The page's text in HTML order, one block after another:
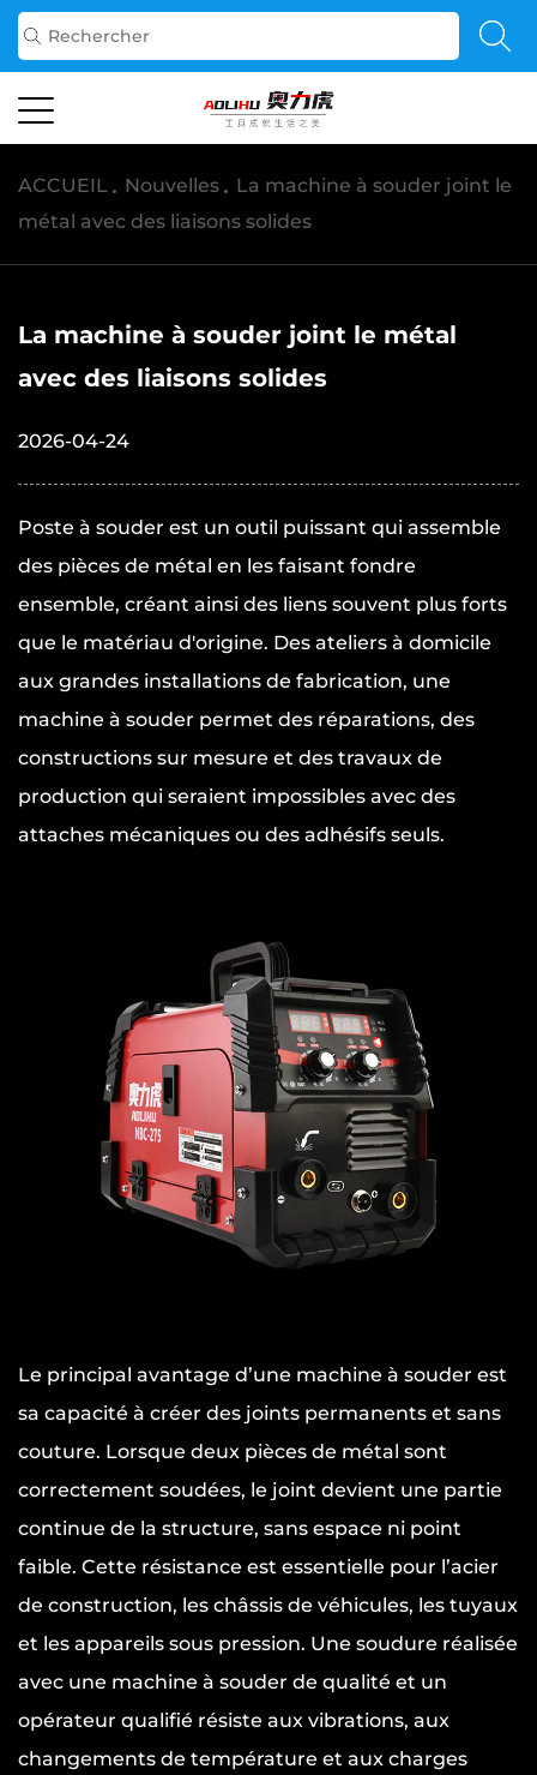
ACCUEIL / Nouvelles / La machine à souder joint le
métal avec des liaisons solides
La machine à souder joint le métal
avec des liaisons solides
2026-04-24
Poste à souder est un outil puissant qui assemble
des pièces de métal en les faisant fondre
ensemble, créant ainsi des liens souvent plus forts
que le matériau d'origine. Des ateliers à domicile
aux grandes installations de fabrication, une
machine à souder permet des réparations, des
constructions sur mesure et des travaux de
production qui seraient impossibles avec des
attaches mécaniques ou des adhésifs seuls.
Le principal avantage d’une machine à souder est
sa capacité à créer des joints permanents et sans
couture. Lorsque deux pièces de métal sont
correctement soudées, le joint devient une partie
continue de la structure, sans espace ni point
faible. Cette résistance est essentielle pour l’acier
de construction, les châssis de véhicules, les tuyaux
et les appareils sous pression. Une soudure réalisée
avec une machine à souder de qualité et un
opérateur qualifié résiste aux vibrations, aux
changements de température et aux charges